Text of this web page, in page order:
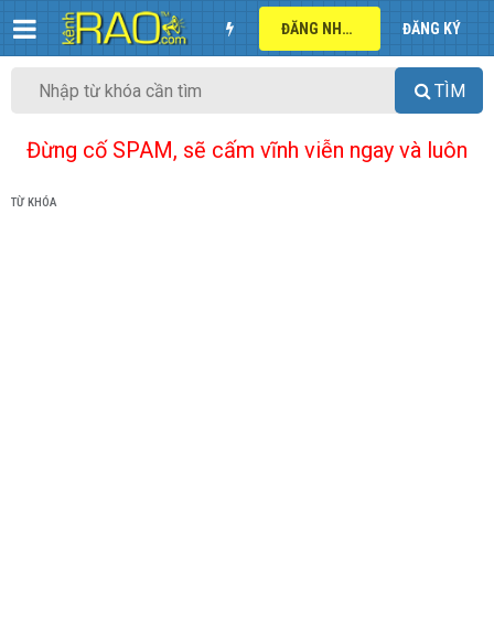
ĐĂNG NHẬP ĐĂNG KÝ
TÌM
Đừng cố SPAM, sẽ cấm vĩnh viễn ngay và luôn
TỪ KHÓA